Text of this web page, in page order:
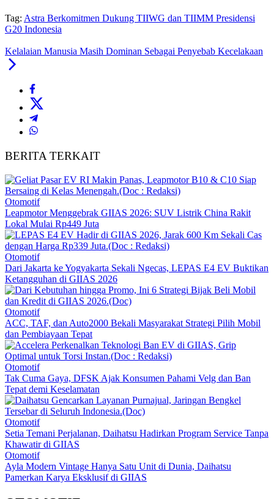
Tag: Astra Berkomitmen Dukung TIIWG dan TIIMM Presidensi
G20 Indonesia
Kelalaian Manusia Masih Dominan Sebagai Penyebab Kecelakaan
BERITA TERKAIT
Otomotif
Leapmotor Menggebrak GIIAS 2026: SUV Listrik China Rakit
Lokal Mulai Rp449 Juta
Otomotif
Dari Jakarta ke Yogyakarta Sekali Ngecas, LEPAS E4 EV Buktikan
Ketangguhan di GIIAS 2026
Otomotif
ACC, TAF, dan Auto2000 Bekali Masyarakat Strategi Pilih Mobil
dan Pembiayaan Tepat
Otomotif
Tak Cuma Gaya, DFSK Ajak Konsumen Pahami Velg dan Ban
Tepat demi Keselamatan
Otomotif
Setia Temani Perjalanan, Daihatsu Hadirkan Program Service Tanpa
Khawatir di GIIAS
Otomotif
Ayla Modern Vintage Hanya Satu Unit di Dunia, Daihatsu
Pamerkan Karya Eksklusif di GIIAS